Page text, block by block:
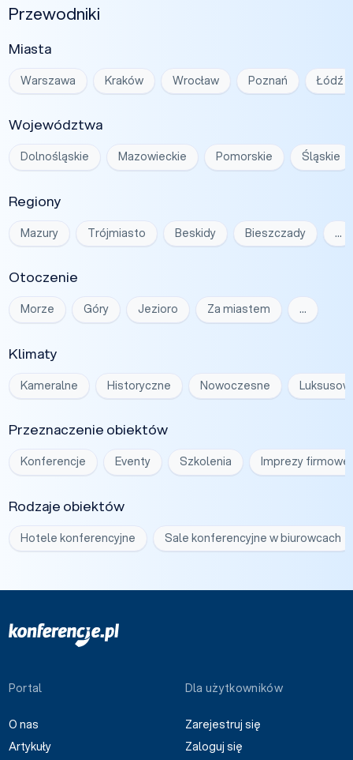
Przewodniki
Miasta
Warszawa Kraków Wrocław Poznań Łódź
Województwa
Dolnośląskie Mazowieckie Pomorskie Śląskie
Regiony
Mazury Trójmiasto Beskidy Bieszczady …
Otoczenie
Morze Góry Jezioro Za miastem …
Klimaty
Kameralne Historyczne Nowoczesne
Przeznaczenie obiektów
Konferencje Eventy Szkolenia Imprezy firmowe
Rodzaje obiektów
Hotele konferencyjne Sale konferencyjne w biurowcach
Portal
O nas
Artykuły
Dla użytkowników
Zarejestruj się
Zaloguj się